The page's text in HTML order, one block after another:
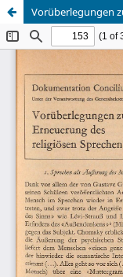
Vorüberlegungen